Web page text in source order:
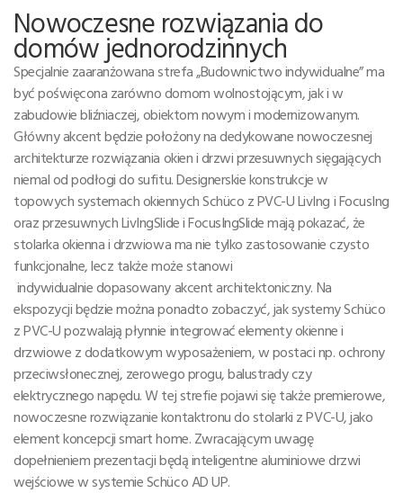
Nowoczesne rozwiązania do
domów jednorodzinnych
Specjalnie zaaranżowana strefa „Budownictwo indywidualne” ma
być poświęcona zarówno domom wolnostojącym, jak i w
zabudowie bliźniaczej, obiektom nowym i modernizowanym.
Główny akcent będzie położony na dedykowane nowoczesnej
architekturze rozwiązania okien i drzwi przesuwnych sięgających
niemal od podłogi do sufitu. Designerskie konstrukcje w
topowych systemach okiennych Schüco z PVC-U LivIng i FocusIng
oraz przesuwnych LivIngSlide i FocusIngSlide mają pokazać, że
stolarka okienna i drzwiowa ma nie tylko zastosowanie czysto
funkcjonalne, lecz także może stanowi
indywidualnie dopasowany akcent architektoniczny. Na
ekspozycji będzie można ponadto zobaczyć, jak systemy Schüco
z PVC-U pozwalają płynnie integrować elementy okienne i
drzwiowe z dodatkowym wyposażeniem, w postaci np. ochrony
przeciwsłonecznej, zerowego progu, balustrady czy
elektrycznego napędu. W tej strefie pojawi się także premierowe,
nowoczesne rozwiązanie kontaktronu do stolarki z PVC-U, jako
element koncepcji smart home. Zwracającym uwagę
dopełnieniem prezentacji będą inteligentne aluminiowe drzwi
wejściowe w systemie Schüco AD UP.